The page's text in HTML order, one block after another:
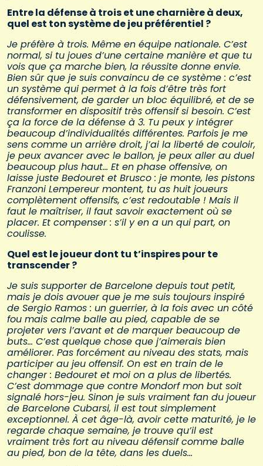
Entre la défense à trois et une charnière à deux,
quel est ton système de jeu préférentiel ?
Je préfère à trois. Même en équipe nationale. C’est
normal, si tu joues d’une certaine manière et que tu
vois que ça marche bien, la réussite donne envie.
Bien sûr que je suis convaincu de ce système : c’est
un système qui permet à la fois d’être très fort
défensivement, de garder un bloc équilibré, et de se
transformer en dispositif très offensif si besoin. C’est
ça la force de la défense à 3. Tu peux y intégrer
beaucoup d’individualités différentes. Parfois je me
sens comme un arrière droit, j’ai la liberté de couloir,
je peux avancer avec le ballon, je peux aller au duel
beaucoup plus haut… Et en phase offensive, on
laisse juste Bedouret et Brusco : je monte, les pistons
Franzoni Lempereur montent, tu as huit joueurs
complètement offensifs, c’est redoutable ! Mais il
faut le maîtriser, il faut savoir exactement où se
placer. Et compenser : s’il y en a un qui part, on
coulisse.
Quel est le joueur dont tu t’inspires pour te
transcender ?
Je suis supporter de Barcelone depuis tout petit,
mais je dois avouer que je me suis toujours inspiré
de Sergio Ramos : un guerrier, à la fois avec un côté
fou mais calme balle au pied, capable de se
projeter vers l’avant et de marquer beaucoup de
buts… C’est quelque chose que j’aimerais bien
améliorer. Pas forcément au niveau des stats, mais
participer au jeu offensif. On est en train de le
changer : Bedouret et moi on a plus de libertés.
C’est dommage que contre Mondorf mon but soit
signalé hors-jeu. Sinon je suis vraiment fan du joueur
de Barcelone Cubarsi, il est tout simplement
exceptionnel. À cet âge-là, avoir cette maturité, je le
regarde chaque semaine, je trouve qu’il est
vraiment très fort au niveau défensif comme balle
au pied, bon de la tête, dans les duels…